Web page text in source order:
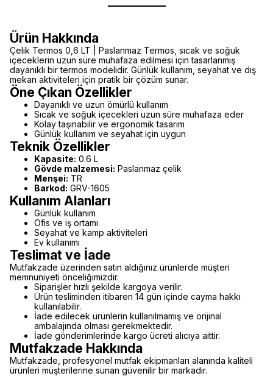
Ürün Hakkında
Çelik Termos 0,6 LT | Paslanmaz Termos, sıcak ve soğuk
içeceklerin uzun süre muhafaza edilmesi için tasarlanmış
dayanıklı bir termos modelidir. Günlük kullanım, seyahat ve dış
mekan aktiviteleri için pratik bir çözüm sunar.
Öne Çıkan Özellikler
Dayanıklı ve uzun ömürlü kullanım
Sıcak ve soğuk içecekleri uzun süre muhafaza eder
Kolay taşınabilir ve ergonomik tasarım
Günlük kullanım ve seyahat için uygun
Teknik Özellikler
Kapasite: 0.6 L
Gövde malzemesi: Paslanmaz çelik
Menşei: TR
Barkod: GRV-1605
Kullanım Alanları
Günlük kullanım
Ofis ve iş ortamı
Seyahat ve kamp aktiviteleri
Ev kullanımı
Teslimat ve İade
Mutfakzade üzerinden satın aldığınız ürünlerde müşteri
memnuniyeti önceliğimizdir.
Siparişler hızlı şekilde kargoya verilir.
Ürün tesliminden itibaren 14 gün içinde cayma hakkı
kullanılabilir.
İade edilecek ürünlerin kullanılmamış ve orijinal
ambalajında olması gerekmektedir.
İade gönderimlerinde kargo ücreti alıcıya aittir.
Mutfakzade Hakkında
Mutfakzade, profesyonel mutfak ekipmanları alanında kaliteli
ürünleri müşterilerine sunan güvenilir bir markadır.